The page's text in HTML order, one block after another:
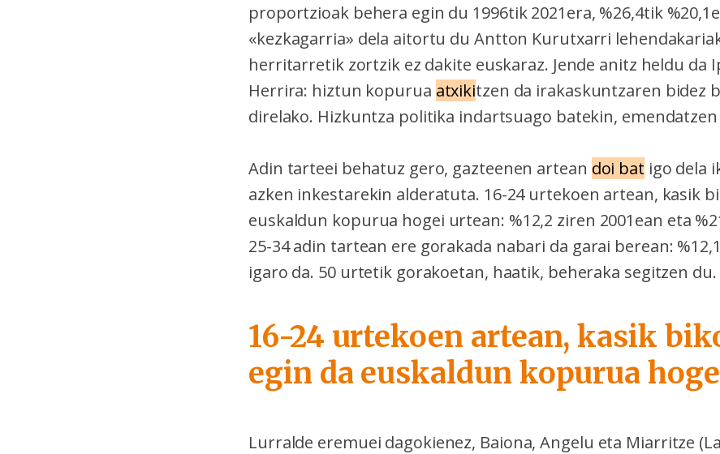
proportzioak behera egin du 1996tik 2021era, %26,4tik
«kezkagarria» dela aitortu du Antton Kurutxarri
herritarretik zortzik ez dakite euskaraz. Jende anitz heldu da
Herrira: hiztun kopurua atxikitzen da irakaskuntzaren bidez
direlako. Hizkuntza politika indartsuago batekin, emendatzen
Adin tarteei behatuz gero, gazteenen artean doi bat igo dela
azken inkestarekin alderatuta. 16-24 urtekoen artean, kasik
euskaldun kopurua hogei urtean: %12,2 ziren 2001ean eta
25-34 adin tartean ere gorakada nabari da garai berean:
igaro da. 50 urtetik gorakoetan, haatik, beheraka segitzen du.
16-24 urtekoen artean, kasik
egin da euskaldun kopurua
Lurralde eremuei dagokienez, Baiona, Angelu eta Miarritze